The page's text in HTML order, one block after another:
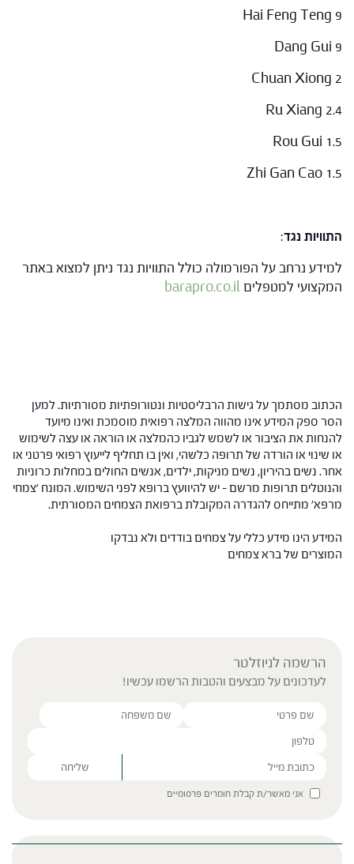
Hai Feng Teng 9
Dang Gui 9
Chuan Xiong 2
Ru Xiang 2.4
Rou Gui 1.5
Zhi Gan Cao 1.5
התוויות נגד:
למידע נרחב על הפורמולה כולל התוויות נגד ניתן למצוא באתר
המקצועי למטפליםbarapro.co.il
הכתוב מסתמך על גישות הרבליסטיות ונטורופתיות מסורתיות. למען
הסר ספק המידע אינו מהווה המלצה רפואית מוסמכת ואינו מיועד
להנחות את הציבור או לשמש לגביו כהמלצה או הוראה או עצה לשימוש
או שינוי או הורדה של תרופה כלשהי, ואין בו תחליף לייעוץ רפואי פרטני או
אחר. נשים בהיריון, נשים מניקות, ילדים, אנשים החולים במחלות כרוניות
והנוטלים תרופות מרשם – יש להיוועץ ברופא לפני השימוש. המונח 'צמחי
מרפא' מתייחס להגדרה המקובלת ברפואת הצמחים המסורתית.
המידע הינו מידע כללי על צמחים בודדים ולא נבדקו
המוצרים של ברא צמחים
הרשמה לניוזלטר
לעדכונים על מבצעים והטבות הרשמו עכשיו!
Please leave this field empty.
אני מאשר/ת קבלת חומרים פרסומיים